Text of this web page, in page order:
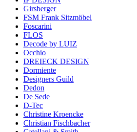
Girsberger
FSM Frank Sitzmöbel
Foscarini
FLOS
Decode by LUIZ
Occhio
DREIECK DESIGN
Dormiente
Designers Guild
Dedon
De Sede
D-Tec
Christine Kroencke
Christian Fischbacher